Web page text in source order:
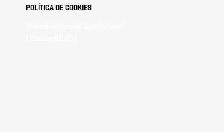
POLÍTICA DE COOKIES